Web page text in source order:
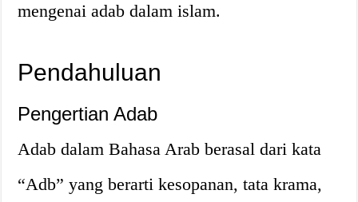
mengenai adab dalam islam.
Pendahuluan
Pengertian Adab
Adab dalam Bahasa Arab berasal dari kata
“Adb” yang berarti kesopanan, tata krama,